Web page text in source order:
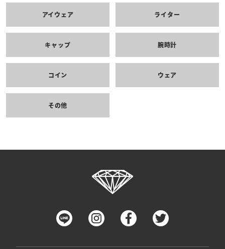
アイウェア ライター
キャップ 腕時計
コイン ウェア
その他